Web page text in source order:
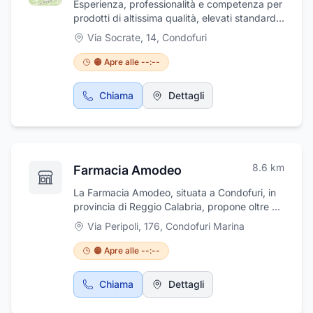
anche acquistare biglietti del treno presso la
ricevitoria.
Esperienza, professionalità e competenza per
prodotti di altissima qualità, elevati standard
di efficienza e sicurezza e una minuziosa cura
dei dettagli.Ricerca, innovazione e cura dei
dettagli sono alla base della nostra
produzione, la filosofia del nostro design.
Via Socrate, 14, Condofuri
🟠 Apre alle --:--
Chiama Dettagli
Farmacia Amodeo 8.6 km
La Farmacia Amodeo, situata a Condofuri, in
provincia di Reggio Calabria, propone oltre ai
farmaci tradizionali, prodotti
parafarmaceutici, omeopatici, cosmetici ed
integratori. All'interno della farmacia potrete
trovare anche un vasto assortimento di articoli
per neonati e bambini e prodotti veterinari per
la salute dei vostri animali da compagnia.
Via Peripoli, 176, Condofuri Marina
🟠 Apre alle --:--
Chiama Dettagli